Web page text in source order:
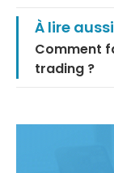
À lire
Comment
trading ?